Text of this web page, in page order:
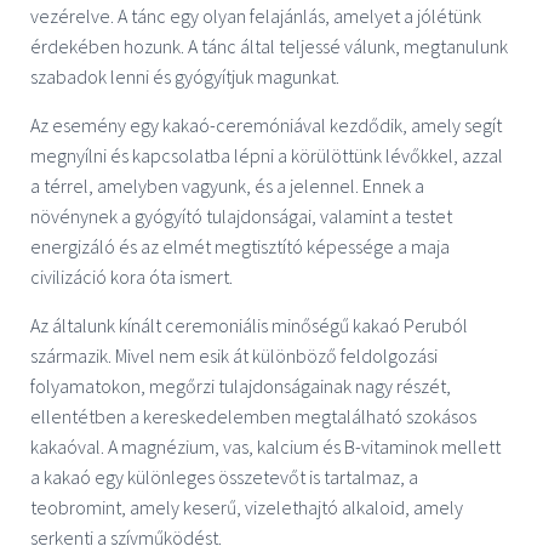
vezérelve. A tánc egy olyan felajánlás, amelyet a jólétünk
érdekében hozunk. A tánc által teljessé válunk, megtanulunk
szabadok lenni és gyógyítjuk magunkat.
Az esemény egy kakaó-ceremóniával kezdődik, amely segít
megnyílni és kapcsolatba lépni a körülöttünk lévőkkel, azzal
a térrel, amelyben vagyunk, és a jelennel. Ennek a
növénynek a gyógyító tulajdonságai, valamint a testet
energizáló és az elmét megtisztító képessége a maja
civilizáció kora óta ismert.
Az általunk kínált ceremoniális minőségű kakaó Peruból
származik. Mivel nem esik át különböző feldolgozási
folyamatokon, megőrzi tulajdonságainak nagy részét,
ellentétben a kereskedelemben megtalálható szokásos
kakaóval. A magnézium, vas, kalcium és B-vitaminok mellett
a kakaó egy különleges összetevőt is tartalmaz, a
teobromint, amely keserű, vizelethajtó alkaloid, amely
serkenti a szívműködést.